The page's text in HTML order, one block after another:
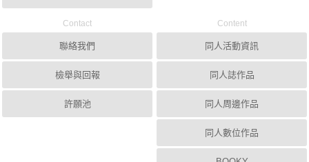
Contact
聯絡我們
檢舉與回報
許願池
Content
同人活動資訊
同人誌作品
同人周邊作品
同人數位作品